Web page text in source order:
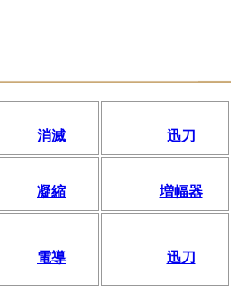
消滅 迅刀
凝縮 増幅器
電導 迅刀